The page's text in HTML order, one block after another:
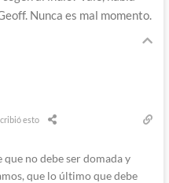
Nunca es mal momento.
esto
que no debe ser domada y
que lo último que debe